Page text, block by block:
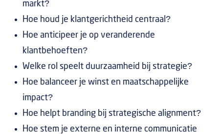
markt?
Hoe houd je klantgerichtheid centraal?
Hoe anticipeer je op veranderende
klantbehoeften?
Welke rol speelt duurzaamheid bij strategie?
Hoe balanceer je winst en maatschappelijke
impact?
Hoe helpt branding bij strategische alignment?
Hoe stem je externe en interne communicatie